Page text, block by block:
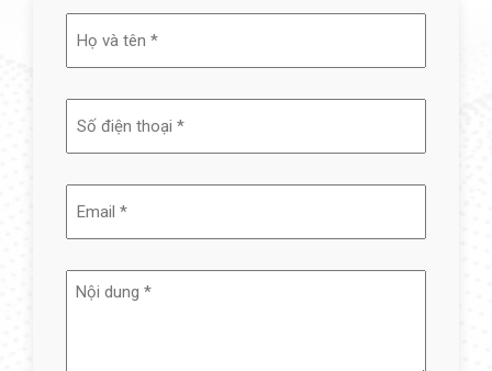
(Required)
Nội